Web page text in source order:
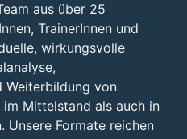
aus über 25
TrainerInnen und
wirkungsvolle
Weiterbildung von
Mittelstand als auch in
Unsere Formate reichen